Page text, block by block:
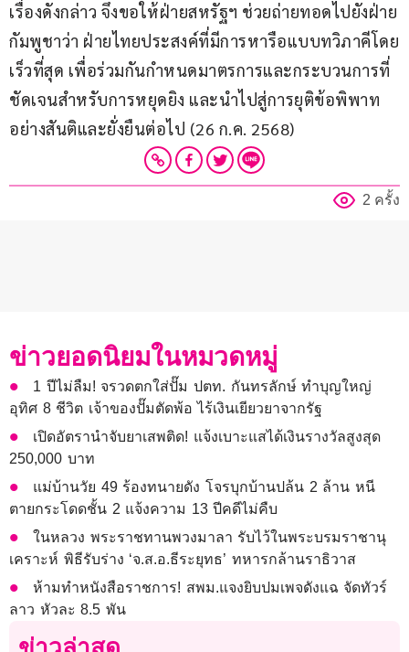
เรื่องดังกล่าว จึงขอให้ฝ่ายสหรัฐฯ ช่วยถ่ายทอดไปยังฝ่าย
กัมพูชาว่า ฝ่ายไทยประสงค์ที่มีการหารือแบบทวิภาคีโดย
เร็วที่สุด เพื่อร่วมกันกำหนดมาตรการและกระบวนการที่
ชัดเจนสำหรับการหยุดยิง และนำไปสู่การยุติข้อพิพาท
อย่างสันติและยั่งยืนต่อไป (26 ก.ค. 2568)
2 ครั้ง
ข่าวยอดนิยมในหมวดหมู่
1 ปีไม่ลืม! จรวดตกใส่ปั๊ม ปตท. กันทรลักษ์ ทำบุญใหญ่
อุทิศ 8 ชีวิต เจ้าของปั๊มตัดพ้อ ไร้เงินเยียวยาจากรัฐ
เปิดอัตรานำจับยาเสพติด! แจ้งเบาะแสได้เงินรางวัลสูงสุด
250,000 บาท
แม่บ้านวัย 49 ร้องทนายดัง โจรบุกบ้านปล้น 2 ล้าน หนี
ตายกระโดดชั้น 2 แจ้งความ 13 ปีคดีไม่คืบ
ในหลวง พระราชทานพวงมาลา รับไว้ในพระบรมราชานุ
เคราะห์ พิธีรับร่าง ‘จ.ส.อ.ธีระยุทธ’ ทหารกล้านราธิวาส
ห้ามทำหนังสือราชการ! สพม.แจงยิบปมเพจดังแฉ จัดทัวร์
ลาว หัวละ 8.5 พัน